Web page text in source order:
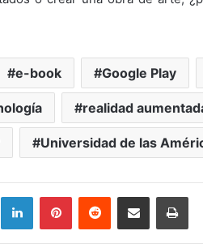
e-book Google Play
realidad
Universidad de las
LinkedInPinterestReddit Share via Email